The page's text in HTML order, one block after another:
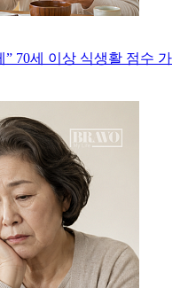
70세 이상 식생활 점수 가